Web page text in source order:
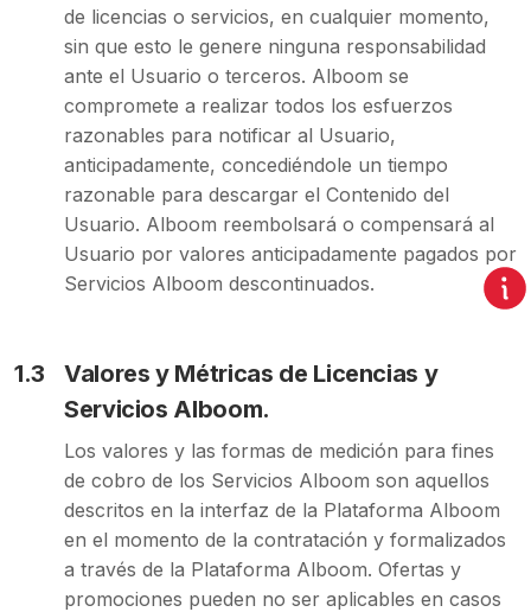
de licencias o servicios, en cualquier momento,
sin que esto le genere ninguna responsabilidad
ante el Usuario o terceros. Alboom se
compromete a realizar todos los esfuerzos
razonables para notificar al Usuario,
anticipadamente, concediéndole un tiempo
razonable para descargar el Contenido del
Usuario. Alboom reembolsará o compensará al
Usuario por valores anticipadamente pagados por
Servicios Alboom descontinuados.
1.3
Valores y Métricas de Licencias y
Servicios Alboom.
Los valores y las formas de medición para fines
de cobro de los Servicios Alboom son aquellos
descritos en la interfaz de la Plataforma Alboom
en el momento de la contratación y formalizados
a través de la Plataforma Alboom. Ofertas y
promociones pueden no ser aplicables en casos